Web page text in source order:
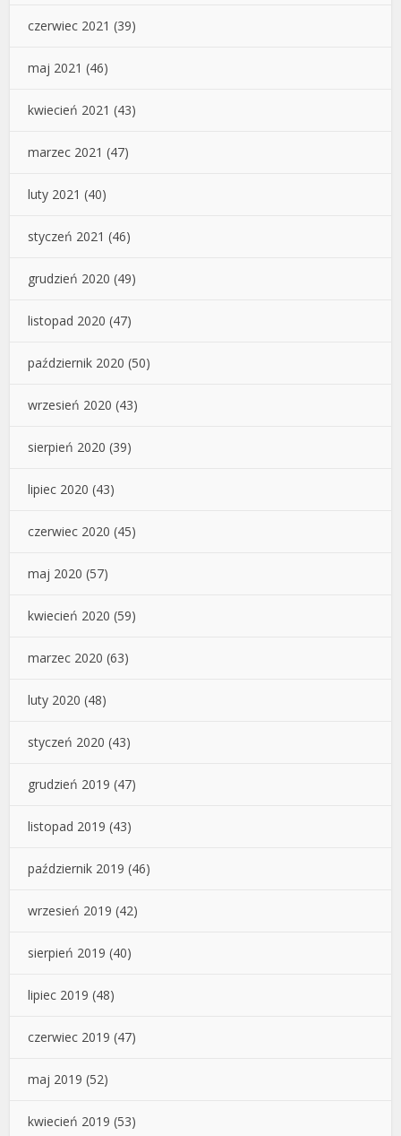
czerwiec 2021 (39)
maj 2021 (46)
kwiecień 2021 (43)
marzec 2021 (47)
luty 2021 (40)
styczeń 2021 (46)
grudzień 2020 (49)
listopad 2020 (47)
październik 2020 (50)
wrzesień 2020 (43)
sierpień 2020 (39)
lipiec 2020 (43)
czerwiec 2020 (45)
maj 2020 (57)
kwiecień 2020 (59)
marzec 2020 (63)
luty 2020 (48)
styczeń 2020 (43)
grudzień 2019 (47)
listopad 2019 (43)
październik 2019 (46)
wrzesień 2019 (42)
sierpień 2019 (40)
lipiec 2019 (48)
czerwiec 2019 (47)
maj 2019 (52)
kwiecień 2019 (53)